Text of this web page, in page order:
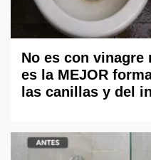
No es con
es la MEJOR
las canillas y del